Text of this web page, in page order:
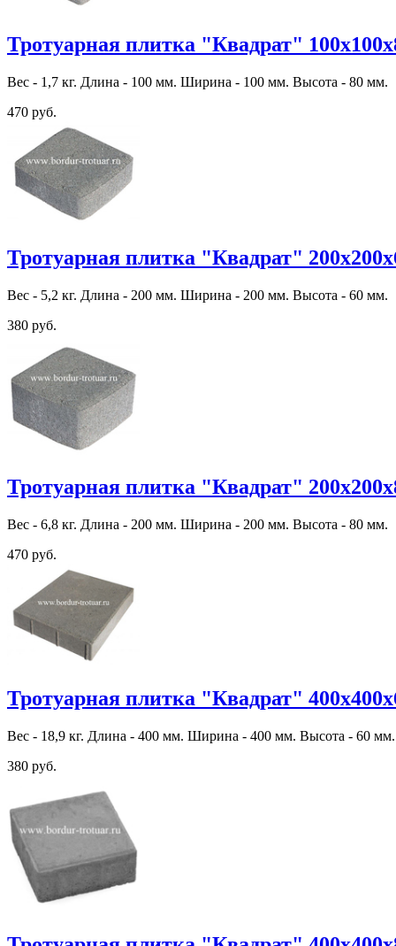
Тротуарная плитка "Квадрат"
Вес - 1,7 кг. Длина - 100 мм. Ширина - 100 мм. Высота - 80 мм.
470 руб.
Тротуарная плитка "Квадрат"
Вес - 5,2 кг. Длина - 200 мм. Ширина - 200 мм. Высота - 60 мм.
380 руб.
Тротуарная плитка "Квадрат"
Вес - 6,8 кг. Длина - 200 мм. Ширина - 200 мм. Высота - 80 мм.
470 руб.
Тротуарная плитка "Квадрат"
Вес - 18,9 кг. Длина - 400 мм. Ширина - 400 мм. Высота - 60 мм.
380 руб.